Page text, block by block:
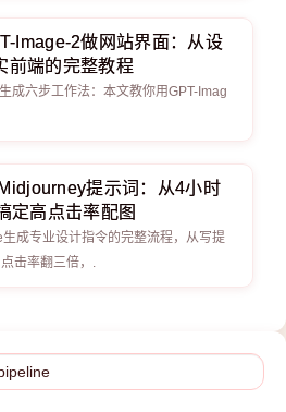
Image-2做网站界面：从设
前端的完整教程
成六步工作法：本文教你用GPT-Imag
提示词：从4小时
定高点击率配图
成专业设计指令的完整流程，从写提
击率翻三倍，.